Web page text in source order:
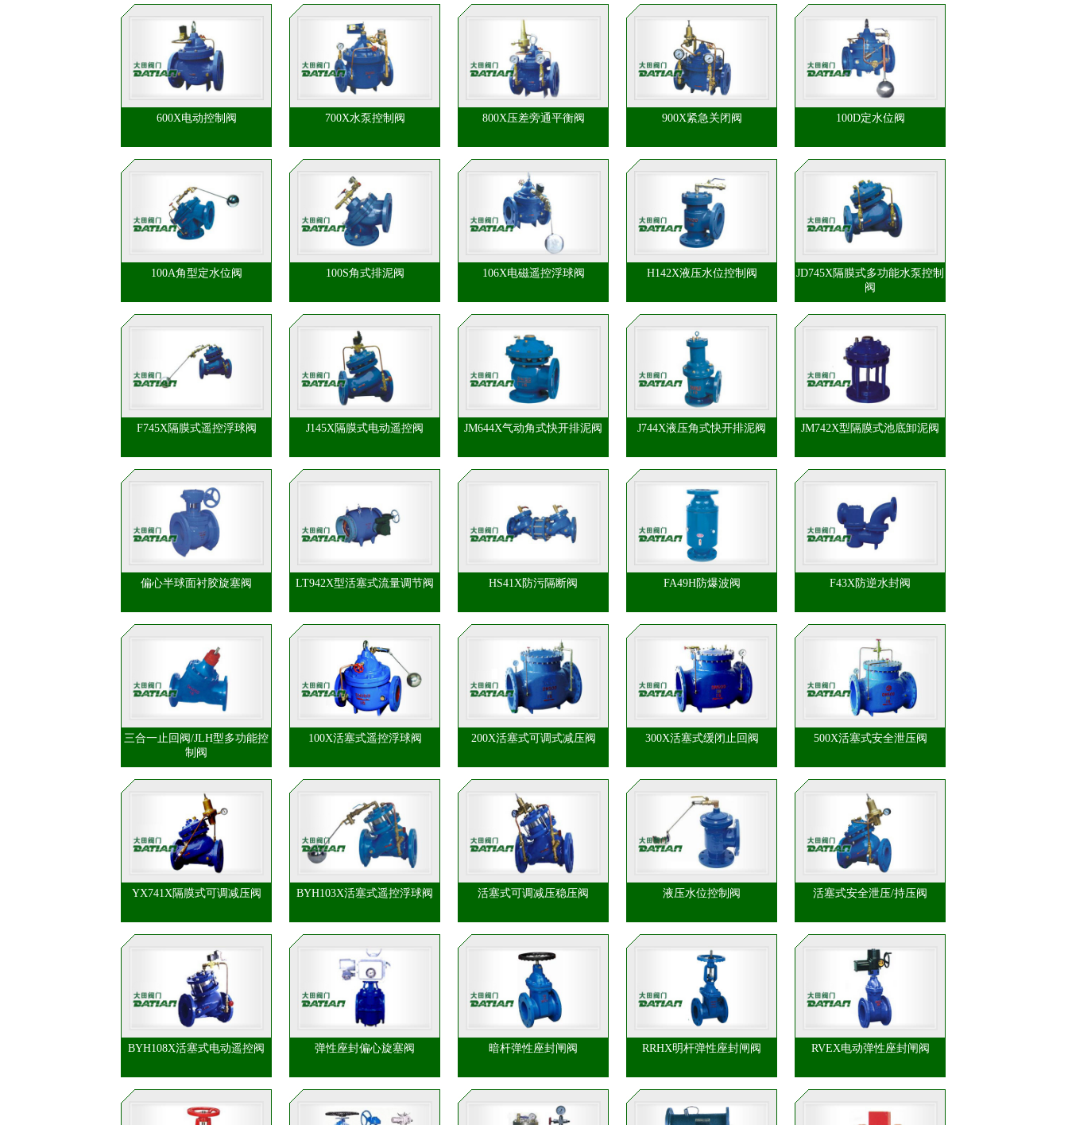
600X电动控制阀 700X水泵控制阀 800X压差旁通平衡阀 900X紧急关闭阀 100D定水位阀
100A角型定水位阀 100S角式排泥阀 106X电磁遥控浮球阀 H142X液压水位控制阀
JD745X隔膜式多功能水泵控制
阀
F745X隔膜式遥控浮球阀 J145X隔膜式电动遥控阀 JM644X气动角式快开排泥阀 J744X液压角式快开排泥阀 JM742X型隔膜式池底卸泥阀
偏心半球面衬胶旋塞阀 LT942X型活塞式流量调节阀 HS41X防污隔断阀 FA49H防爆波阀 F43X防逆水封阀
三合一止回阀/JLH型多功能控
制阀
100X活塞式遥控浮球阀 200X活塞式可调式减压阀 300X活塞式缓闭止回阀 500X活塞式安全泄压阀
YX741X隔膜式可调减压阀 BYH103X活塞式遥控浮球阀 活塞式可调减压稳压阀 液压水位控制阀 活塞式安全泄压/持压阀
BYH108X活塞式电动遥控阀 弹性座封偏心旋塞阀 暗杆弹性座封闸阀 RRHX明杆弹性座封闸阀 RVEX电动弹性座封闸阀